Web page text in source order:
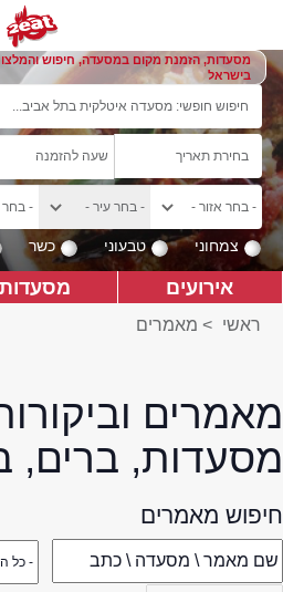
מסעדות, הזמנת מקום במסעדה, חיפוש
בישראל
צמחוני טבעוני כשר
אירועים מסעדות
ראשי > מאמרים
מאמרים
מסעדות, ברים,
חיפוש מאמרים